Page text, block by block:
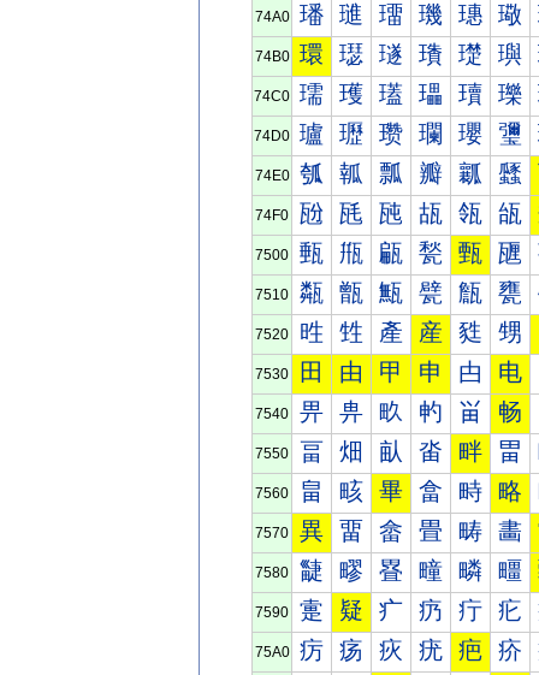
74A0 璠 璡 璢 璣 璤 璥
74B0 環 璱 璲 璳 璴 璵
74C0 瓀 瓁 瓂 瓃 瓄 瓅
74D0 瓐 瓑 瓒 瓓 瓔 瓕
74E0 瓠 瓡 瓢 瓣 瓤 瓥
74F0 瓰 瓱 瓲 瓳 瓴 瓵
7500 甀 甁 甂 甃 甄 甅
7510 甐 甑 甒 甓 甔 甕
7520 甠 甡 產 産 甤 甥
7530 田 由 甲 申 甴 电
7540 畀 畁 畂 畃 畄 畅
7550 畐 畑 畒 畓 畔 畕
7560 畠 畡 畢 畣 畤 略
7570 異 畱 畲 畳 畴 畵
7580 疀 疁 疂 疃 疄 疅
7590 疐 疑 疒 疓 疔 疕
75A0 疠 疡 疢 疣 疤 疥